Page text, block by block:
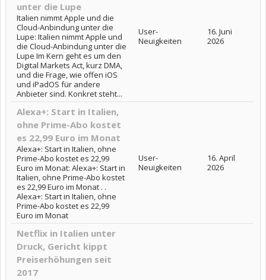
unter die Lupe
Italien nimmt Apple und die
Cloud-Anbindung unter die
Lupe: Italien nimmt Apple und
die Cloud-Anbindung unter die
Lupe Im Kern geht es um den
Digital Markets Act, kurz DMA,
und die Frage, wie offen iOS
und iPadOS für andere
Anbieter sind. Konkret steht...
User-
Neuigkeiten
16. Juni
2026
Alexa+: Start in Italien,
ohne Prime-Abo kostet
es 22,99 Euro im Monat
Alexa+: Start in Italien, ohne
Prime-Abo kostet es 22,99
Euro im Monat: Alexa+: Start in
Italien, ohne Prime-Abo kostet
es 22,99 Euro im Monat . .
Alexa+: Start in Italien, ohne
Prime-Abo kostet es 22,99
Euro im Monat
User-
Neuigkeiten
16. April
2026
Netflix in Italien unter
Druck, Gericht kippt
Preiserhöhungen seit
2017